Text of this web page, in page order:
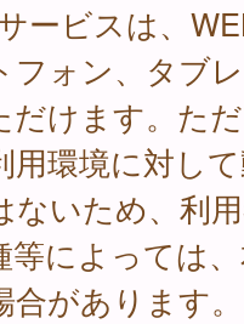
ービスは、
フォン、タブ
だけます。た
用環境に対し
ないため、利
等によっては
があります。